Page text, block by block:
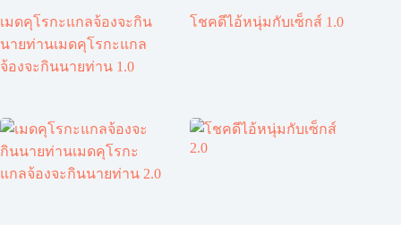
เมดคุโรกะแกลจ้องจะกิน
นายท่านเมดคุโรกะแกล
จ้องจะกินนายท่าน 1.0
โชคดีไอ้หนุ่มกับเซ็กส์ 1.0